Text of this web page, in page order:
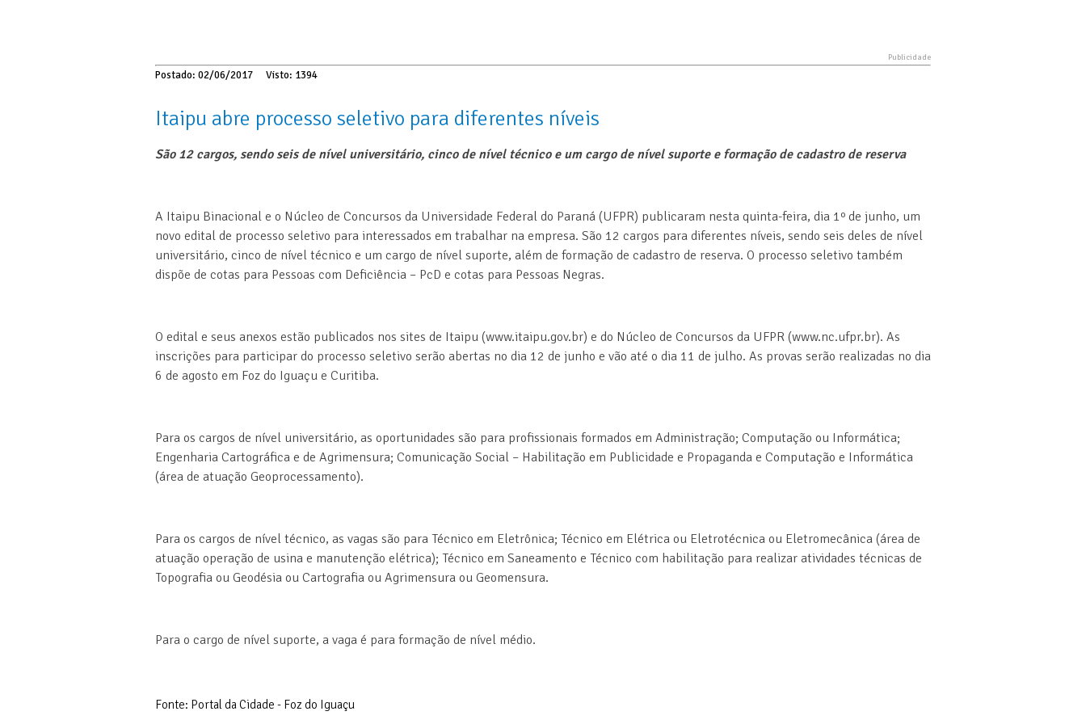
Postado: 02/06/2017 Visto: 1394
Itaipu abre processo seletivo para diferentes níveis
São 12 cargos, sendo seis de nível universitário, cinco de nível técnico e um cargo de nível suporte e formação de cadastro de reserva
A Itaipu Binacional e o Núcleo de Concursos da Universidade Federal do Paraná (UFPR) publicaram nesta quinta-feira, dia 1º de junho, um
novo edital de processo seletivo para interessados em trabalhar na empresa. São 12 cargos para diferentes níveis, sendo seis deles de nível
universitário, cinco de nível técnico e um cargo de nível suporte, além de formação de cadastro de reserva. O processo seletivo também
dispõe de cotas para Pessoas com Deficiência – PcD e cotas para Pessoas Negras.
O edital e seus anexos estão publicados nos sites de Itaipu (www.itaipu.gov.br) e do Núcleo de Concursos da UFPR (www.nc.ufpr.br). As
inscrições para participar do processo seletivo serão abertas no dia 12 de junho e vão até o dia 11 de julho. As provas serão realizadas no dia
6 de agosto em Foz do Iguaçu e Curitiba.
Para os cargos de nível universitário, as oportunidades são para profissionais formados em Administração; Computação ou Informática;
Engenharia Cartográfica e de Agrimensura; Comunicação Social – Habilitação em Publicidade e Propaganda e Computação e Informática
(área de atuação Geoprocessamento).
Para os cargos de nível técnico, as vagas são para Técnico em Eletrônica; Técnico em Elétrica ou Eletrotécnica ou Eletromecânica (área de
atuação operação de usina e manutenção elétrica); Técnico em Saneamento e Técnico com habilitação para realizar atividades técnicas de
Topografia ou Geodésia ou Cartografia ou Agrimensura ou Geomensura.
Para o cargo de nível suporte, a vaga é para formação de nível médio.
Fonte: Portal da Cidade - Foz do Iguaçu